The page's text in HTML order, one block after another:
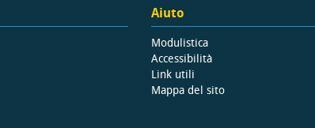
Aiuto
Modulistica
Accessibilità
Link utili
Mappa del sito